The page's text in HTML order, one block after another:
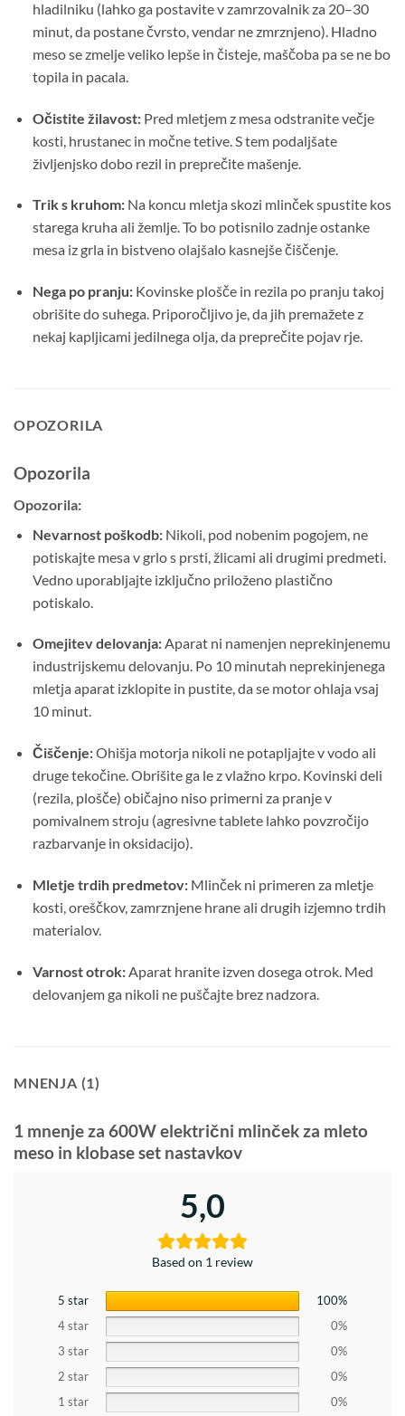
hladilniku (lahko ga postavite v zamrzovalnik za 20–30
minut, da postane čvrsto, vendar ne zmrznjeno). Hladno
meso se zmelje veliko lepše in čisteje, maščoba pa se ne bo
topila in pacala.
Očistite žilavost:Pred mletjem z mesa odstranite večje
kosti, hrustanec in močne tetive. S tem podaljšate
življenjsko dobo rezil in preprečite mašenje.
Trik s kruhom:Na koncu mletja skozi mlinček spustite kos
starega kruha ali žemlje. To bo potisnilo zadnje ostanke
mesa iz grla in bistveno olajšalo kasnejše čiščenje.
Nega po pranju:Kovinske plošče in rezila po pranju takoj
obrišite do suhega. Priporočljivo je, da jih premažete z
nekaj kapljicami jedilnega olja, da preprečite pojav rje.
OPOZORILA
Opozorila
Opozorila:
Nevarnost poškodb:Nikoli, pod nobenim pogojem, ne
potiskajte mesa v grlo s prsti, žlicami ali drugimi predmeti.
Vedno uporabljajte izključno priloženo plastično
potiskalo.
Omejitev delovanja:Aparat ni namenjen neprekinjenemu
industrijskemu delovanju. Po 10 minutah neprekinjenega
mletja aparat izklopite in pustite, da se motor ohlaja vsaj
10 minut.
Čiščenje:Ohišja motorja nikoli ne potapljajte v vodo ali
druge tekočine. Obrišite ga le z vlažno krpo. Kovinski deli
(rezila, plošče) običajno niso primerni za pranje v
pomivalnem stroju (agresivne tablete lahko povzročijo
razbarvanje in oksidacijo).
Mletje trdih predmetov:Mlinček ni primeren za mletje
kosti, oreščkov, zamrznjene hrane ali drugih izjemno trdih
materialov.
Varnost otrok:Aparat hranite izven dosega otrok. Med
delovanjem ga nikoli ne puščajte brez nadzora.
MNENJA (1)
1 mnenje za 600W električni mlinček za mleto
meso in klobase set nastavkov
5,0
Based on 1 review
5 star
100%
4 star
0%
3 star
0%
2 star
0%
1 star
0%